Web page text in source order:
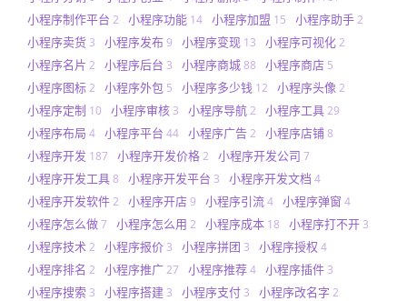
小程序制作平台 2 小程序功能 14 小程序加盟 15 小程序助手2
小程序卖货 3 小程序发布9 小程序变现 13 小程序可视化2
小程序名片 2 小程序后台 3 小程序商城88 小程序商店 5
小程序图标2 小程序外包 5 小程序多少钱 12 小程序头像 2
小程序定制 10 小程序审核 3 小程序导航2 小程序工具29
小程序布局 4 小程序平台 44 小程序广告2 小程序店铺8
小程序开发 187 小程序开发价格2 小程序开发公司 7
小程序开发工具8 小程序开发平台 3 小程序开发文档 4
小程序开发软件2 小程序开店9 小程序引流4 小程序弹窗 4
小程序怎么做7 小程序怎么用 2 小程序成本 18 小程序打不开 3
小程序技术 2 小程序报价 3 小程序拼团 3 小程序授权 4
小程序排名 2 小程序推广27 小程序推荐4 小程序插件 3
小程序搜索 3 小程序搭建 3 小程序支付 3 小程序改名字 2